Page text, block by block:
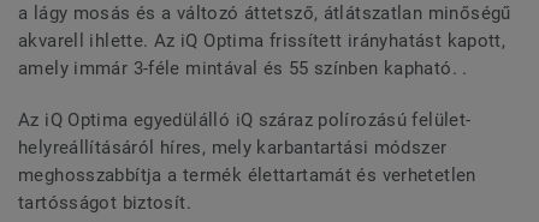
a lágy mosás és a változó áttetsző, átlátszatlan minőségű
akvarell ihlette. Az iQ Optima frissített irányhatást kapott,
amely immár 3-féle mintával és 55 színben kapható. .
Az iQ Optima egyedülálló iQ száraz polírozású felület-
helyreállításáról híres, mely karbantartási módszer
meghosszabbítja a termék élettartamát és verhetetlen
tartósságot biztosít.